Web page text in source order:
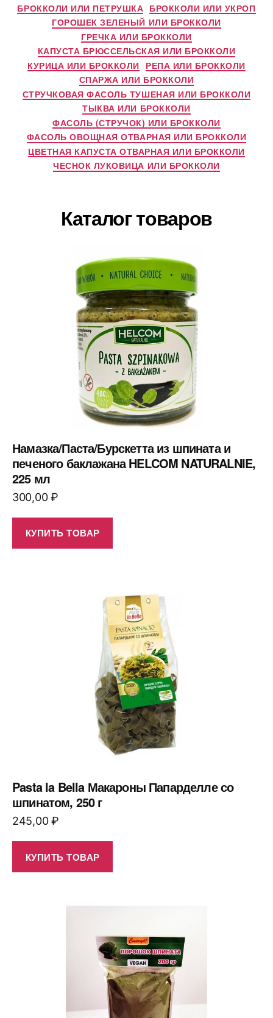
БРОККОЛИ ИЛИ ПЕТРУШКА БРОККОЛИ ИЛИ УКРОП
ГОРОШЕК ЗЕЛЕНЫЙ ИЛИ БРОККОЛИ
ГРЕЧКА ИЛИ БРОККОЛИ
КАПУСТА БРЮССЕЛЬСКАЯ ИЛИ БРОККОЛИ
КУРИЦА ИЛИ БРОККОЛИ РЕПА ИЛИ БРОККОЛИ
СПАРЖА ИЛИ БРОККОЛИ
СТРУЧКОВАЯ ФАСОЛЬ ТУШЕНАЯ ИЛИ БРОККОЛИ
ТЫКВА ИЛИ БРОККОЛИ
ФАСОЛЬ (СТРУЧОК) ИЛИ БРОККОЛИ
ФАСОЛЬ ОВОЩНАЯ ОТВАРНАЯ ИЛИ БРОККОЛИ
ЦВЕТНАЯ КАПУСТА ОТВАРНАЯ ИЛИ БРОККОЛИ
ЧЕСНОК ЛУКОВИЦА ИЛИ БРОККОЛИ
Каталог товаров
Намазка/Паста/Бурскетта из шпината и
печеного баклажана HELCOM NATURALNIE,
225 мл
300,00₽
КУПИТЬ ТОВАР
Pasta la Bella Макароны Папарделле со
шпинатом, 250 г
245,00₽
КУПИТЬ ТОВАР